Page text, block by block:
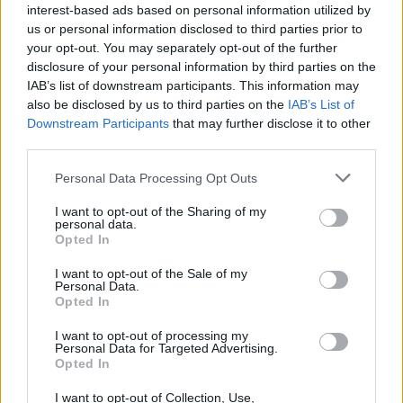
interest-based ads based on personal information utilized by
us or personal information disclosed to third parties prior to
your opt-out. You may separately opt-out of the further
disclosure of your personal information by third parties on the
IAB’s list of downstream participants. This information may
also be disclosed by us to third parties on the IAB’s List of
Downstream Participants that may further disclose it to other
Personal Data Processing Opt Outs
I want to opt-out of the Sharing of my
personal data.
Opted In
I want to opt-out of the Sale of my
Personal Data.
Opted In
I want to opt-out of processing my
Personal Data for Targeted Advertising.
Opted In
I want to opt-out of Collection, Use,
Quantcast
Contato:geral@aponte.pt
</body>